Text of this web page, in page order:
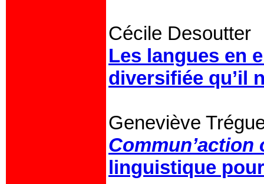
Cécile Desoutter
Les langues en
diversifiée qu’il
Geneviève
Commun’action
linguistique